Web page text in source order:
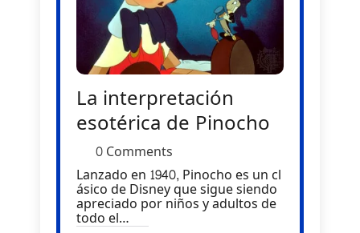
La interpretación
esotérica de Pinocho
0 Comments
Lanzado en 1940, Pinocho es un cl
ásico de Disney que sigue siendo
apreciado por niños y adultos de
todo el…